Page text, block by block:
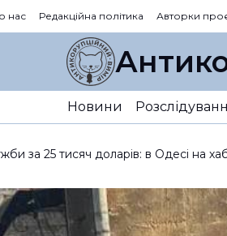
нас Редакційна політика Авторки
Новини
за 25 тисяч доларів: в Одесі на